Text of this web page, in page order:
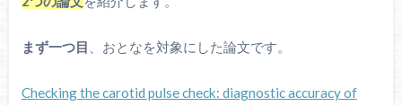
まず一つ目 、おとなを対象にした論文です。
Checking the carotid pulse check: diagnostic accuracy of